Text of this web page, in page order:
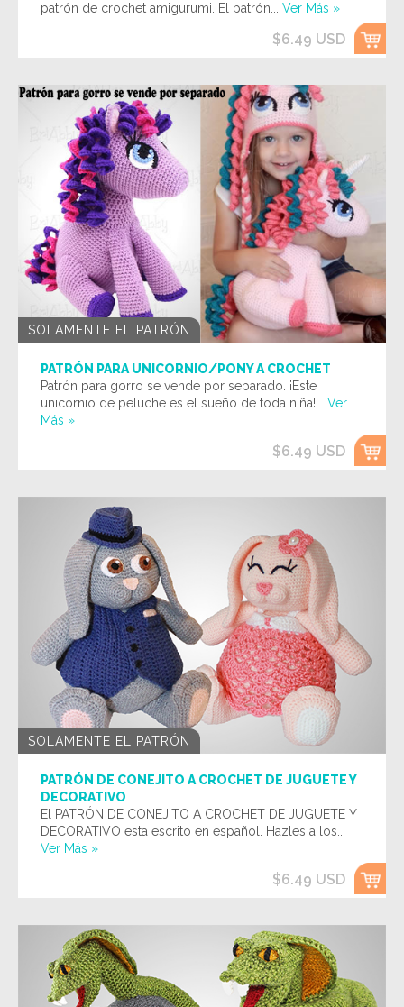
patrón de crochet amigurumi. El patrón... Ver Más »
$6.49 USD
SOLAMENTE EL PATRÓN
PATRÓN PARA UNICORNIO/PONY A CROCHET
Patrón para gorro se vende por separado. ¡Este
unicornio de peluche es el sueño de toda niña!... Ver
Más »
$6.49 USD
SOLAMENTE EL PATRÓN
PATRÓN DE CONEJITO A CROCHET DE JUGUETE Y
DECORATIVO
El PATRÓN DE CONEJITO A CROCHET DE JUGUETE Y
DECORATIVO esta escrito en español. Hazles a los...
Ver Más »
$6.49 USD